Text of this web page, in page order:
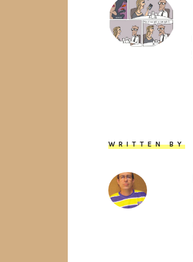
WRITTEN BY